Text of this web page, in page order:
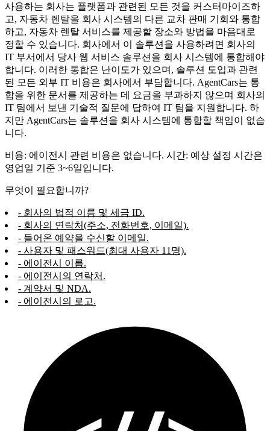
사용하는 회사는 플랫폼과 관련된 모든 것을 커스터마이즈하
고, 자동차 렌탈을 회사 시스템의 다른 교차 판매 기회와 통합
하고, 자동차 렌탈 서비스를 제공할 장소와 방법을 마음대로
정할 수 있습니다. 회사에서 이 솔루션을 사용하려면 회사의
IT 부서에서 당사 웹 서비스 솔루션을 회사 시스템에 통합해야
합니다. 이러한 통합은 난이도가 있으며, 솔루션 도입과 관련
된 모든 외부 IT 비용은 회사에서 부담합니다. AgentCars는 통
합을 위한 문서를 제공하는 데 요금을 부과하지 않으며 회사의
IT 팀에서 보낸 기술적 질문에 답하여 IT 팀을 지원합니다. 하
지만 AgentCars는 솔루션을 회사 시스템에 통합할 책임이 없습
니다.
비용: 에이전시 관련 비용은 없습니다. 시간: 예상 설정 시간은
영업일 기준 3~6일입니다.
무엇이 필요합니까?
- 회사의 법적 이름 및 세금 ID.
- 회사의 연락처(주소, 전화번호, 이메일).
- 들어온 예약을 수신할 이메일.
- 사용자 및 패스워드(최대 사용자 11명).
- 에이전시 이름.
- 에이전시의 연락처.
- 계약서 및 NDA.
- 에이전시의 로고.